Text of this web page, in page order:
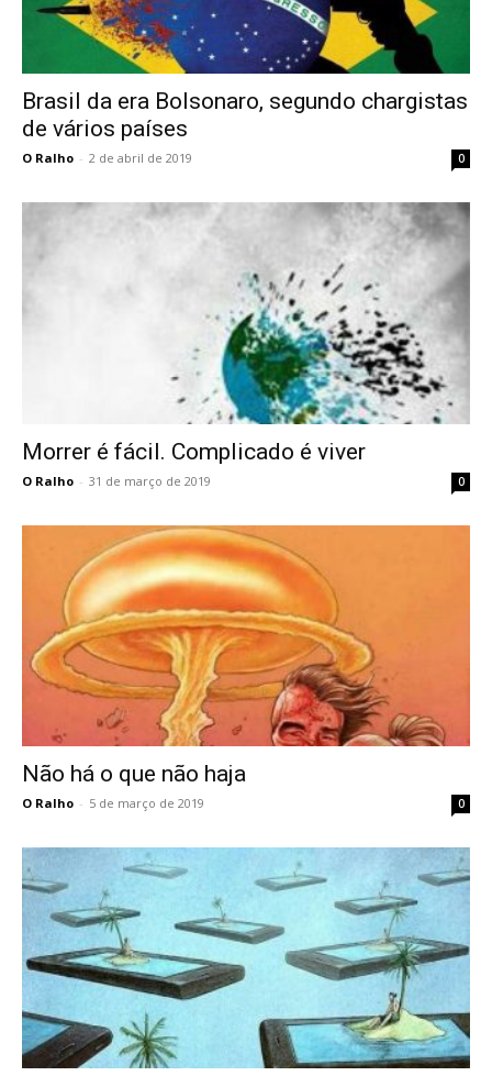
Brasil da era Bolsonaro, segundo chargistas
de vários países
O Ralho - 2 de abril de 2019 0
Morrer é fácil. Complicado é viver
O Ralho - 31 de março de 2019 0
Não há o que não haja
O Ralho - 5 de março de 2019 0